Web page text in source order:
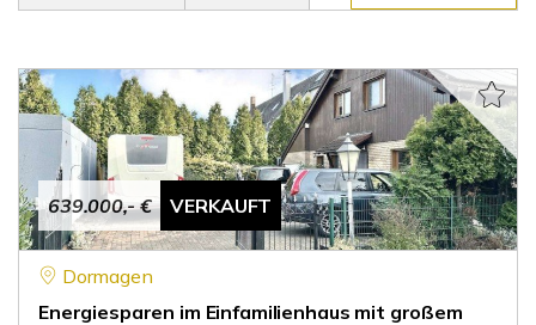
639.000,- € VERKAUFT
Dormagen
Energiesparen im Einfamilienhaus mit großem